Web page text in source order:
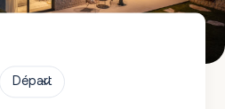
Départ